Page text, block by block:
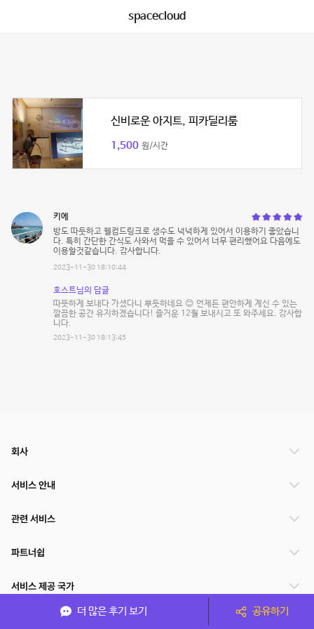
spacecloud
신비로운 아지트, 피카딜리룸
1,500 원/시간
키에
방도 따듯하고 웰컴드링크로 생수도 넉넉하게 있어서 이용하기 좋았습니
다. 특히 간단한 간식도 사와서 먹을 수 있어서 너무 편리했어요 다음에도
이용할것같습니다. 감사합니다.
2023-11-30 18:10:44
호스트님의 답글
따뜻하게 보내다 가셨다니 뿌듯하네요 😊 언제든 편안하게 계신 수 있는
깔끔한 공간 유지하겠습니다! 즐거운 12월 보내시고 또 와주세요. 감사합
니다.
2023-11-30 18:13:45
더 많은 후기 보기 공유하기
회사
서비스 안내
관련 서비스
파트너쉽
서비스 제공 국가